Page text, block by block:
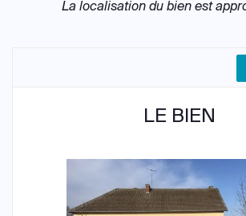
La localisation du bien est
LE BIEN